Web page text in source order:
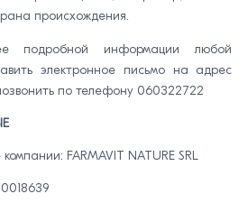
происхождения.
подробной информации любой
электронное письмо на адрес
по телефону 060322722
FARMAVIT NATURE SRL